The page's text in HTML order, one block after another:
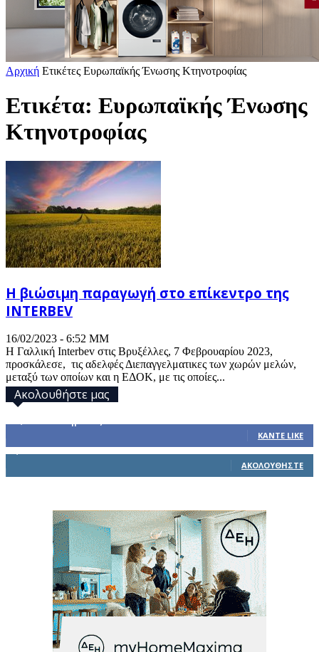
Αρχική Ετικέτες Ευρωπαϊκής Ένωσης Κτηνοτροφίας
Ετικέτα: Ευρωπαϊκής Ένωσης
Κτηνοτροφίας
Η βιώσιμη παραγωγή στο επίκεντρο της
INTERBEV
16/02/2023 - 6:52 ΜΜ
Η Γαλλική Interbev στις Βρυξέλλες, 7 Φεβρουαρίου 2023,
προσκάλεσε, τις αδελφές Διεπαγγελματικες των χωρών μελών,
μεταξύ των οποίων και η ΕΔΟΚ, με τις οποίες...
Ακολουθήστε μας
ΚΆΝΤΕ LIKE
ΑΚΟΛΟΥΘΉΣΤΕ